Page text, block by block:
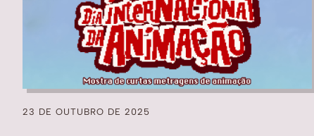
23 DE OUTUBRO DE 2025